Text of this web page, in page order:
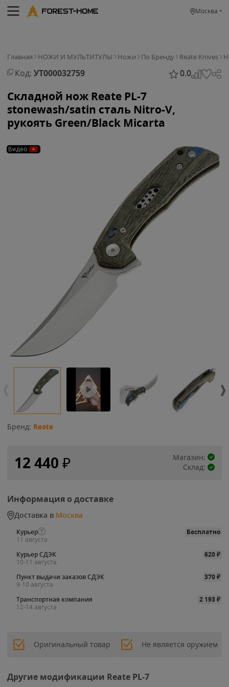
Москва
Главная НОЖИ И МУЛЬТИТУЛЫ Ножи По Бренду Reate Knives
Код: УТ000032759 0.0
Складной нож Reate PL-7
stonewash/satin сталь Nitro-V,
рукоять Green/Black Micarta
Видео
Бренд: Reate
12 440 ₽
Магазин:
Склад:
Информация о доставке
Доставка в Москва
Курьер
Бесплатно
11 августа
Курьер СДЭК
620₽
10-11 августа
Пункт выдачи заказов СДЭК
370₽
9-10 августа
Транспортная компания
2 193₽
12-14 августа
Оригинальный товар Не является оружием
Другие модификации Reate PL-7